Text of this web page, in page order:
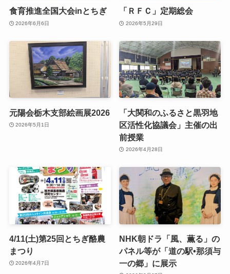
食育推進全国大会inとちぎ
2026年6月6日
「ＲＦＣ」定期総会
2026年5月29日
元陽会栃木支部絵画展2026
2026年5月1日
「大関和のふるさと黒羽地
区活性化協議会」主催の出
前授業
2026年4月28日
4/11(土)第25回とちぎ酪農
まつり
2026年4月7日
NHK朝ドラ「風、薫る」の
パネル等が「道の駅•那須与
一の郷」に展示